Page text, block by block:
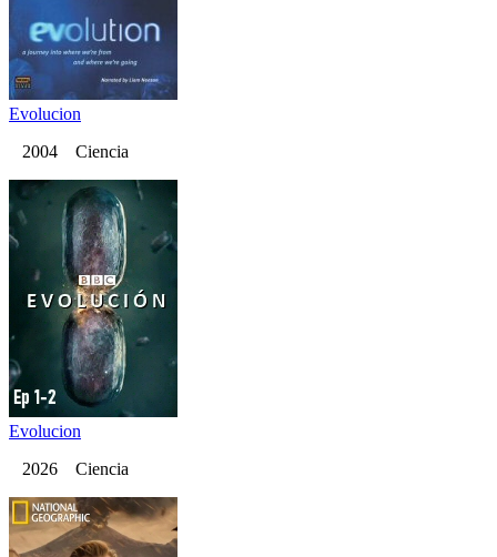
Evolucion
2004 Ciencia
Evolucion
2026 Ciencia